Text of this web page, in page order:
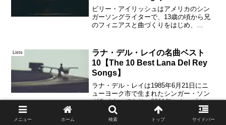
ビリー・アイリッシュはアメリカのシン
ガーソングライターで、13歳の頃から兄
のフィニアスと曲づくりをはじめ、
契約した後は2019年にリリースしたデビ
ューアルバム...
Lists
ラナ・デル・レイの名曲ベスト
10【The 10 Best Lana Del Rey
Songs】
ラナ・デル・レイは1985年6月21日にニ
ューヨーク市で生まれたシンガー・ソン
グライターであり、2011年にウェブカメ
ラで撮影した映像などを使い、自主制作
してYouTubeに上げたミュージック・ビ
メニュー ホーム 検索 トップ サイドバー